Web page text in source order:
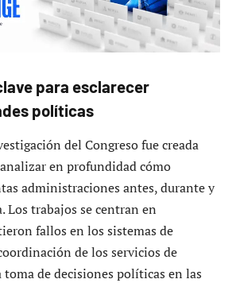
para esclarecer
políticas
del Congreso fue creada
en profundidad cómo
administraciones antes, durante y
Los trabajos se centran en
fallos en los sistemas de
de los servicios de
toma de decisiones políticas en las